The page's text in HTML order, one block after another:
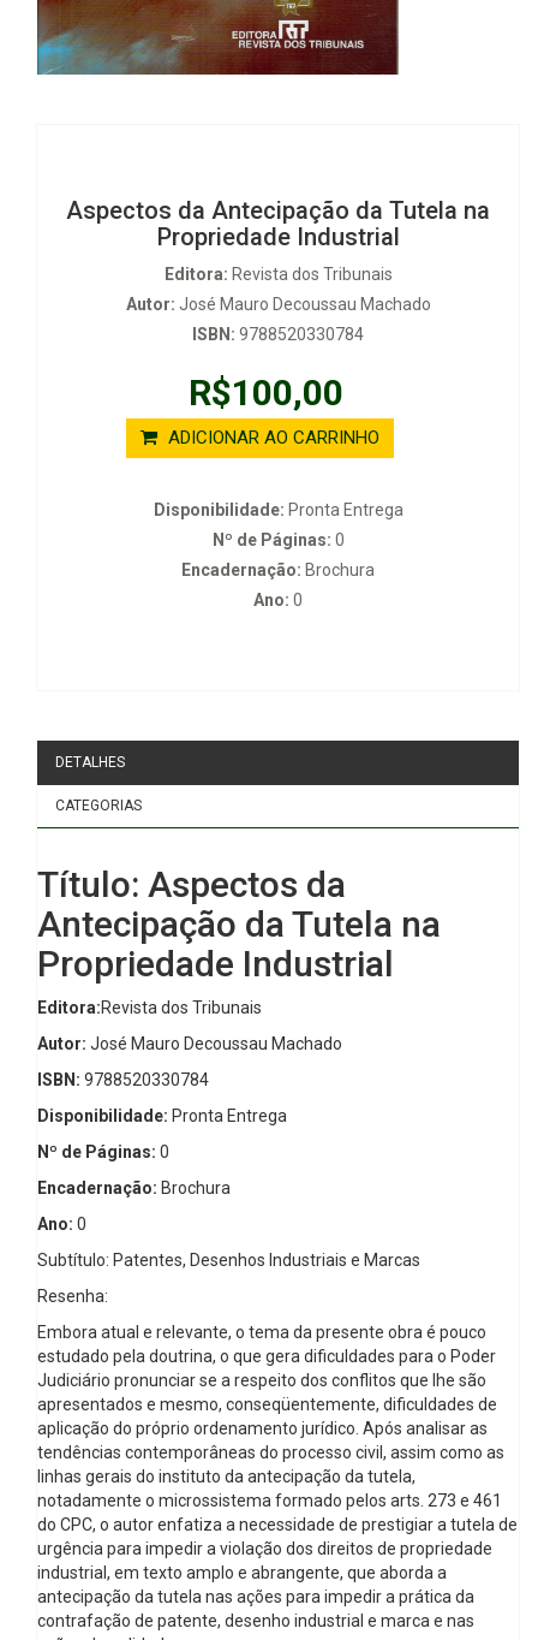
Aspectos da Antecipação da Tutela na
Propriedade Industrial
Editora: Revista dos Tribunais
Autor: José Mauro Decoussau Machado
ISBN: 9788520330784
R$100,00
ADICIONAR AO CARRINHO
Disponibilidade: Pronta Entrega
Nº de Páginas: 0
Encadernação: Brochura
Ano: 0
DETALHES
CATEGORIAS
Título: Aspectos da
Antecipação da Tutela na
Propriedade Industrial
Editora:Revista dos Tribunais
Autor: José Mauro Decoussau Machado
ISBN: 9788520330784
Disponibilidade: Pronta Entrega
Nº de Páginas: 0
Encadernação: Brochura
Ano: 0
Subtítulo: Patentes, Desenhos Industriais e Marcas
Resenha:
Embora atual e relevante, o tema da presente obra é pouco
estudado pela doutrina, o que gera dificuldades para o Poder
Judiciário pronunciar se a respeito dos conflitos que lhe são
apresentados e mesmo, conseqüentemente, dificuldades de
aplicação do próprio ordenamento jurídico. Após analisar as
tendências contemporâneas do processo civil, assim como as
linhas gerais do instituto da antecipação da tutela,
notadamente o microssistema formado pelos arts. 273 e 461
do CPC, o autor enfatiza a necessidade de prestigiar a tutela de
urgência para impedir a violação dos direitos de propriedade
industrial, em texto amplo e abrangente, que aborda a
antecipação da tutela nas ações para impedir a prática da
contrafação de patente, desenho industrial e marca e nas